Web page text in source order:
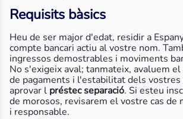
Requisits bàsics
Heu de ser major d'edat, residir a
compte bancari actiu al vostre nom.
ingressos demostrables i moviments
No s'exigeix aval; tanmateix, avaluem
de pagaments i l'estabilitat dels
aprovar l préstec separació. Si esteu
de morosos, revisarem el vostre cas de
i responsable.